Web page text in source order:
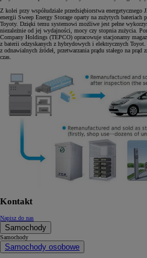
Z kolei przy współudziale przedsiębiorstwa
energii Sweep Energy Storage oparty na zużytych bateriach
Toyoty. Dzięki temu systemowi możliwe jest pełne
niezależnie od jej wydajności, mocy czy stopnia zużycia.
Company Holdings (TEPCO) opracowuje stacjonarny
z baterii odzyskanych z hybrydowych i elektrycznych Toyot.
z odnawialnych źródeł, przetwarzania prądu stałego na
czas.
Kontakt
Napisz do nas
Samochody
Samochody
Samochody osobowe